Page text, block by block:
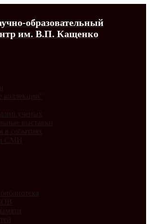
образовательный
им. В.П. Кащенко
ученых
выставки
в событиях
СМИ